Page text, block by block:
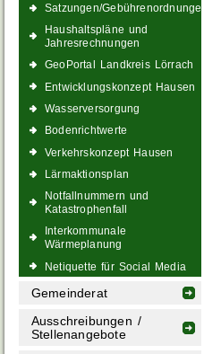
Satzungen/Gebührenordnungen
Haushaltspläne und
Jahresrechnungen
GeoPortal Landkreis Lörrach
Entwicklungskonzept Hausen
Wasserversorgung
Bodenrichtwerte
Verkehrskonzept Hausen
Lärmaktionsplan
Notfallnummern und
Katastrophenfall
Interkommunale
Wärmeplanung
Netiquette für Social Media
Gemeinderat
Ausschreibungen /
Stellenangebote